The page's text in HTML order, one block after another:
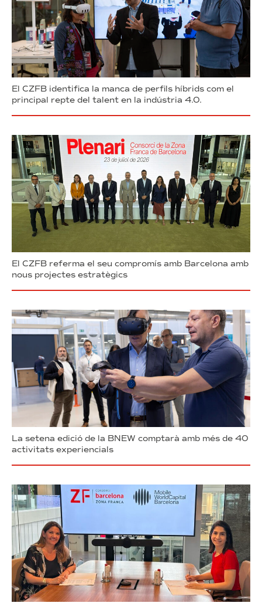
El CZFB identifica la manca de perfils híbrids com el
principal repte del talent en la indústria 4.0.
El CZFB referma el seu compromís amb Barcelona amb
nous projectes estratègics
La setena edició de la BNEW comptarà amb més de 40
activitats experiencials